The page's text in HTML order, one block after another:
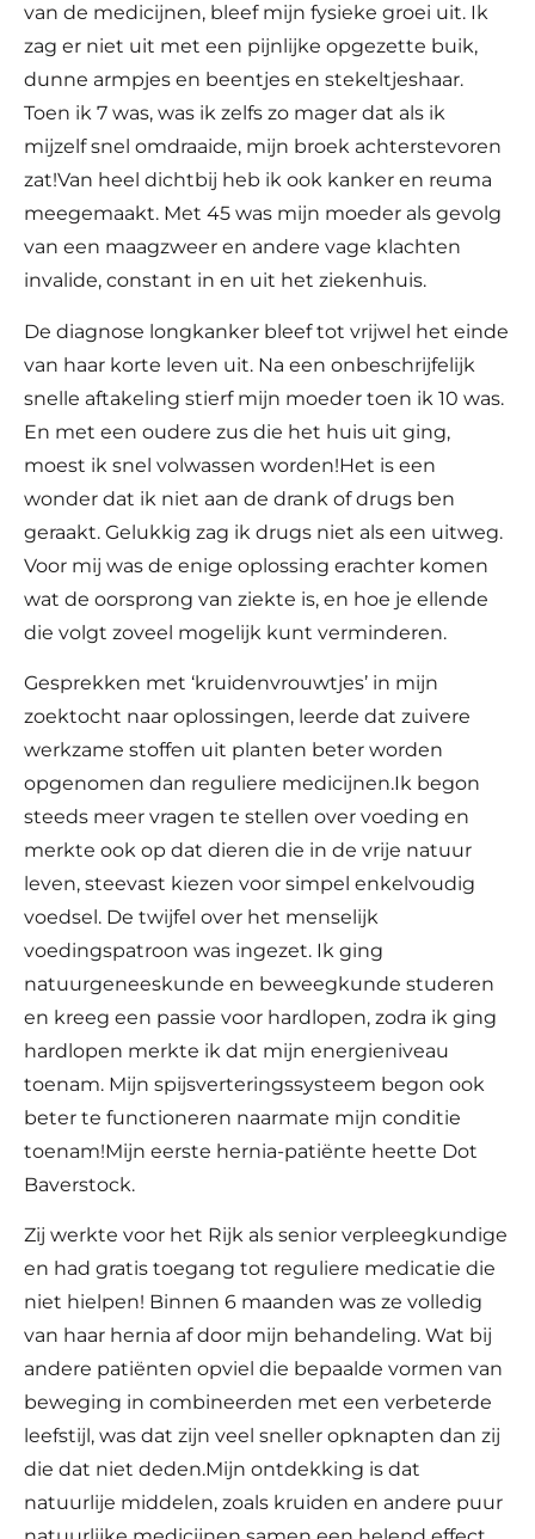
van de medicijnen, bleef mijn fysieke groei uit. Ik
zag er niet uit met een pijnlijke opgezette buik,
dunne armpjes en beentjes en stekeltjeshaar.
Toen ik 7 was, was ik zelfs zo mager dat als ik
mijzelf snel omdraaide, mijn broek achterstevoren
zat!Van heel dichtbij heb ik ook kanker en reuma
meegemaakt. Met 45 was mijn moeder als gevolg
van een maagzweer en andere vage klachten
invalide, constant in en uit het ziekenhuis.
De diagnose longkanker bleef tot vrijwel het einde
van haar korte leven uit. Na een onbeschrijfelijk
snelle aftakeling stierf mijn moeder toen ik 10 was.
En met een oudere zus die het huis uit ging,
moest ik snel volwassen worden!Het is een
wonder dat ik niet aan de drank of drugs ben
geraakt. Gelukkig zag ik drugs niet als een uitweg.
Voor mij was de enige oplossing erachter komen
wat de oorsprong van ziekte is, en hoe je ellende
die volgt zoveel mogelijk kunt verminderen.
Gesprekken met ‘kruidenvrouwtjes’ in mijn
zoektocht naar oplossingen, leerde dat zuivere
werkzame stoffen uit planten beter worden
opgenomen dan reguliere medicijnen.Ik begon
steeds meer vragen te stellen over voeding en
merkte ook op dat dieren die in de vrije natuur
leven, steevast kiezen voor simpel enkelvoudig
voedsel. De twijfel over het menselijk
voedingspatroon was ingezet. Ik ging
natuurgeneeskunde en beweegkunde studeren
en kreeg een passie voor hardlopen, zodra ik ging
hardlopen merkte ik dat mijn energieniveau
toenam. Mijn spijsverteringssysteem begon ook
beter te functioneren naarmate mijn conditie
toenam!Mijn eerste hernia-patiënte heette Dot
Baverstock.
Zij werkte voor het Rijk als senior verpleegkundige
en had gratis toegang tot reguliere medicatie die
niet hielpen! Binnen 6 maanden was ze volledig
van haar hernia af door mijn behandeling. Wat bij
andere patiënten opviel die bepaalde vormen van
beweging in combineerden met een verbeterde
leefstijl, was dat zijn veel sneller opknapten dan zij
die dat niet deden.Mijn ontdekking is dat
natuurlije middelen, zoals kruiden en andere puur